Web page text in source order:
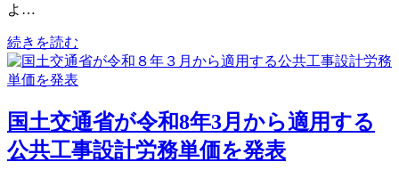
よ…
続きを読む
国土交通省が令和8年3月から適用する
公共工事設計労務単価を発表